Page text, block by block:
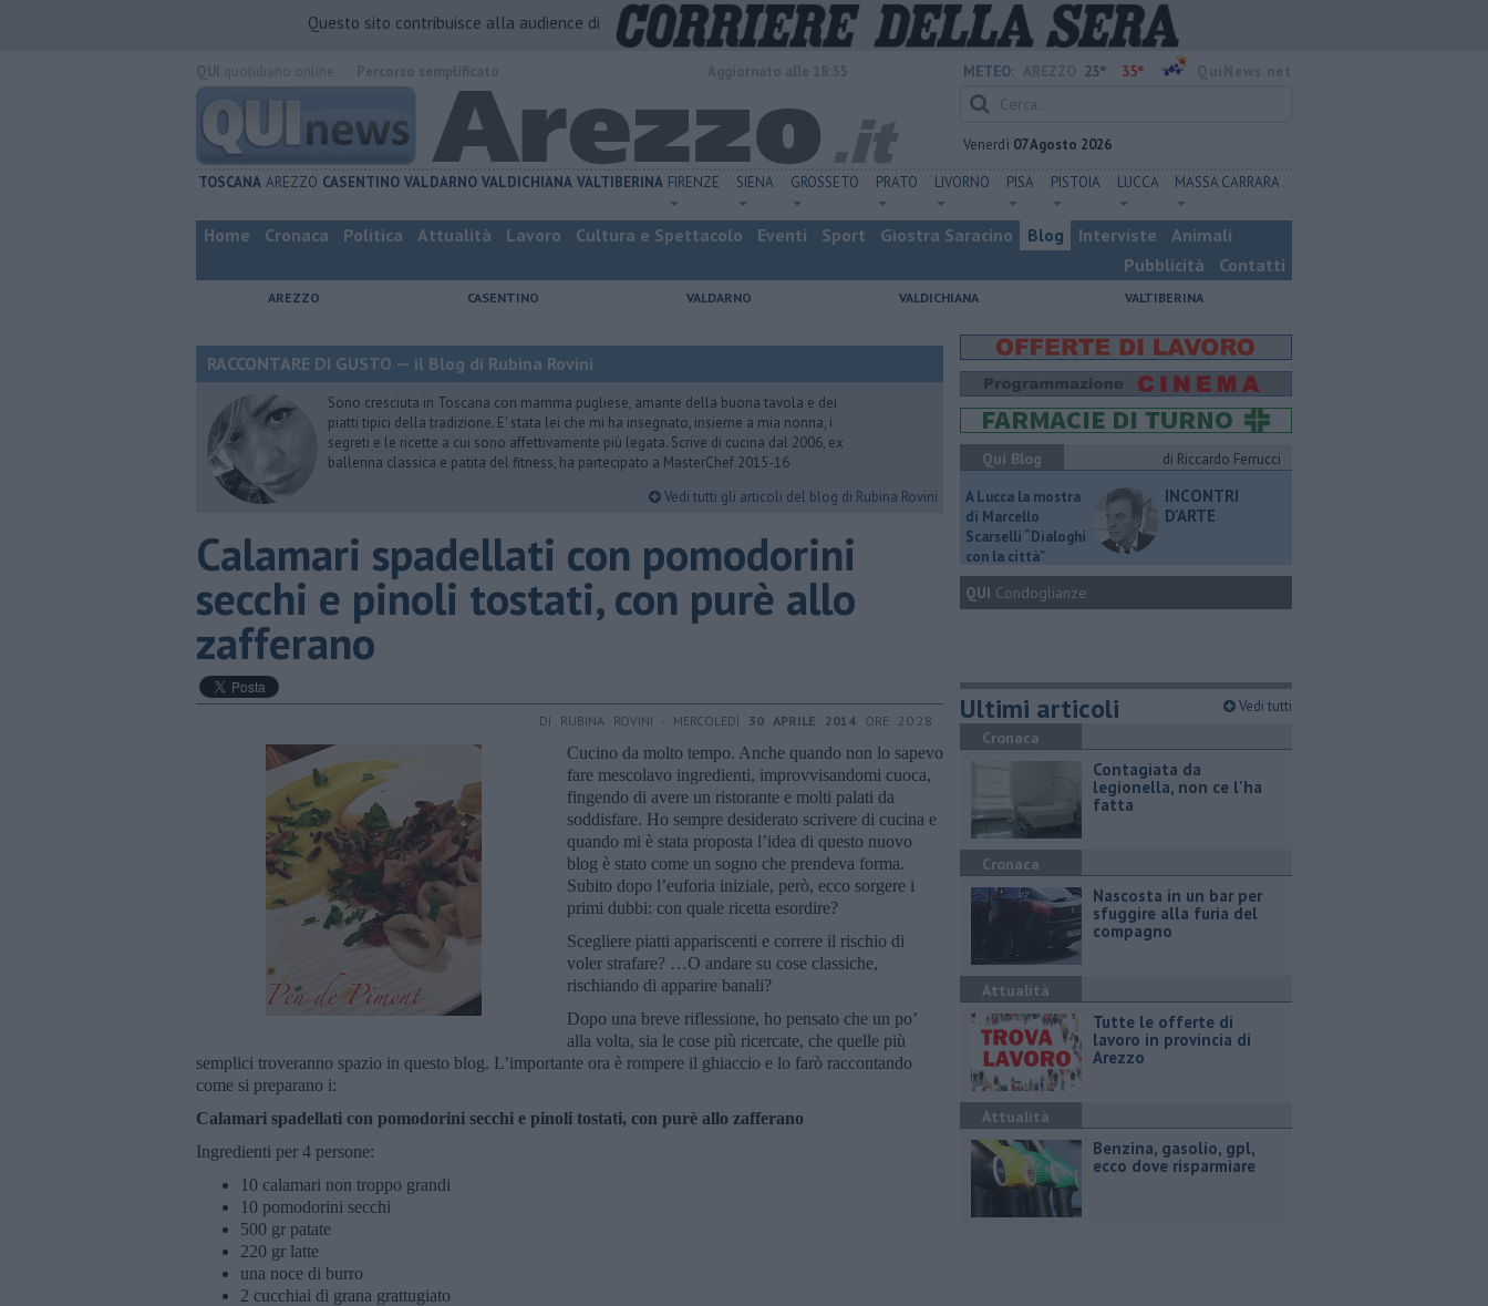
Questo sito contribuisce alla audience di
METEO: 23° 35°
Venerdì 07 Agosto 2026
TOSCANA AREZZO CASENTINO VALDARNO VALDICHIANA VALTIBERINA FIRENZE SIENA GROSSETO PRATO LIVORNO PISA PISTOIA LUCCA MASSA CARRARA
Home Cronaca Politica Attualità Lavoro Cultura e Spettacolo Eventi Sport Giostra Saracino Blog Interviste
Animali
Pubblicità
Contatti
AREZZO CASENTINO VALDARNO VALDICHIANA VALTIBERINA
RACCONTARE DI GUSTO — il Blog di Rubina Rovini
Sono cresciuta in Toscana con mamma pugliese, amante della buona tavola e dei
piatti tipici della tradizione. E' stata lei che mi ha insegnato, insieme a mia nonna, i
segreti e le ricette a cui sono affettivamente più legata. Scrive di cucina dal 2006, ex
ballerina classica e patita del fitness, ha partecipato a MasterChef 2015-16
Vedi tutti gli articoli del blog di Rubina Rovini
Calamari spadellati con pomodorini
secchi e pinoli tostati, con purè allo
zafferano
DI RUBINA ROVINI - MERCOLEDÌ 30 APRILE 2014 ORE 20:28
Cucino da molto tempo. Anche quando non lo sapevo
fare mescolavo ingredienti, improvvisandomi cuoca,
fingendo di avere un ristorante e molti palati da
soddisfare. Ho sempre desiderato scrivere di cucina e
quando mi è stata proposta l’idea di questo nuovo
blog è stato come un sogno che prendeva forma.
Subito dopo l’euforia iniziale, però, ecco sorgere i
primi dubbi: con quale ricetta esordire?
Scegliere piatti appariscenti e correre il rischio di
voler strafare? …O andare su cose classiche,
rischiando di apparire banali?
Dopo una breve riflessione, ho pensato che un po’
alla volta, sia le cose più ricercate, che quelle più
semplici troveranno spazio in questo blog. L’importante ora è rompere il ghiaccio e lo farò raccontando
come si preparano i:
Calamari spadellati con pomodorini secchi e pinoli tostati, con purè allo zafferano
Ingredienti per 4 persone:
10 calamari non troppo grandi
10 pomodorini secchi
500 gr patate
220 gr latte
una noce di burro
2 cucchiai di grana grattugiato
Qui Blog
di Riccardo Ferrucci
A Lucca la mostra
di Marcello
Scarselli “Dialoghi
con la città"
INCONTRI
D'ARTE
QUI Condoglianze
Ultimi articoli Vedi tutti
Cronaca
Contagiata da
legionella, non ce l'ha
fatta
Cronaca
Nascosta in un bar per
sfuggire alla furia del
compagno
Attualità
​Tutte le offerte di
lavoro in provincia di
Arezzo
Attualità
​Benzina, gasolio, gpl,
ecco dove risparmiare